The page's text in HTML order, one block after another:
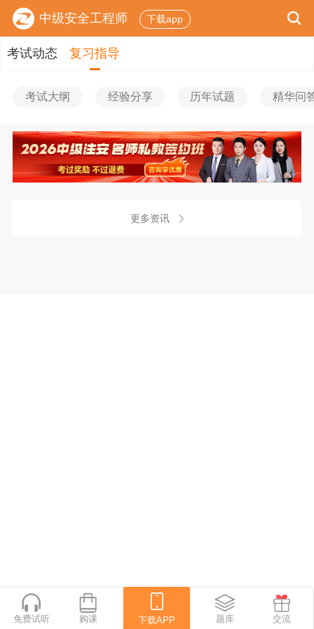
中级安全工程师 下载app
考试动态 复习指导
考试大纲 经验分享 历年试题 精华问
更多资讯
下载APP
免费试听 购课 下载APP 题库 交流